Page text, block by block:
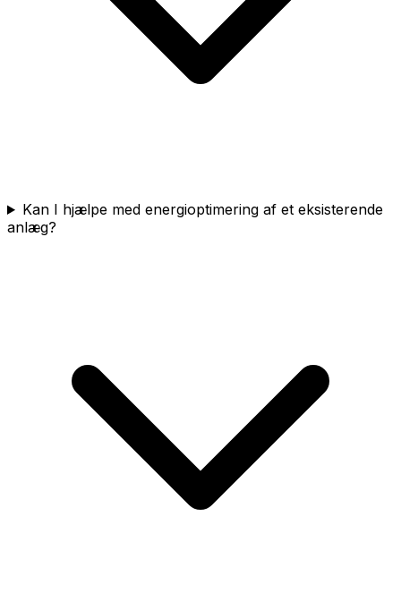
Kan I hjælpe med energioptimering af et eksisterende
anlæg?